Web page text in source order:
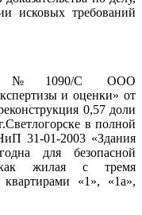
исковых требований
№1090/С ООО
и оценки» от
0,57 доли
в полной
31-01-2003 «Здания
для безопасной
как жилая с тремя
«1», «1а»,